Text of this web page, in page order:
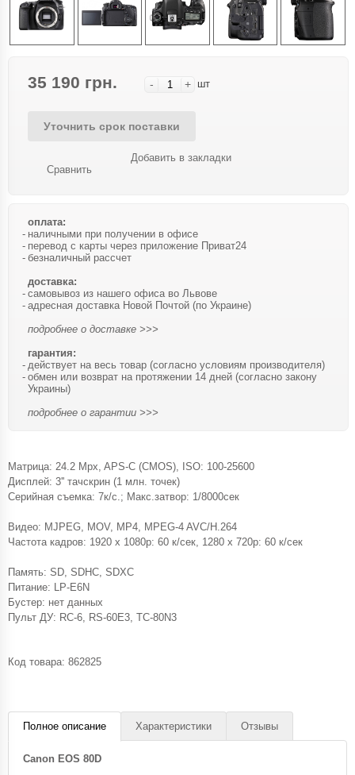
35 190 грн. - + шт
Уточнить срок поставки
Сравнить
Добавить в закладки
оплата:
наличными при получении в офисе
перевод с карты через приложение Приват24
безналичный рассчет
доставка:
самовывоз из нашего офиса во Львове
адресная доставка Новой Почтой (по Украине)
подробнее о доставке >>>
гарантия:
действует на весь товар (согласно условиям производителя)
обмен или возврат на протяжении 14 дней (согласно закону
Украины)
подробнее о гарантии >>>
Матрица: 24.2 Mpx, APS-C (CMOS), ISO: 100-25600
Дисплей: 3'' тачскрин (1 млн. точек)
Серийная съемка: 7к/с.; Макс.затвор: 1/8000сек
Видео: MJPEG, MOV, MP4, MPEG-4 AVC/H.264
Частота кадров: 1920 x 1080p: 60 к/сек, 1280 x 720p: 60 к/сек
Память: SD, SDHC, SDXC
Питание: LP-E6N
Бустер: нет данных
Пульт ДУ: RC-6, RS-60E3, TC-80N3
Код товара: 862825
Полное описание Характеристики Отзывы
Canon EOS 80D